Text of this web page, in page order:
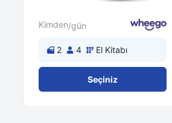
Kimden/gün
2 4 El Kitabı
Seçiniz